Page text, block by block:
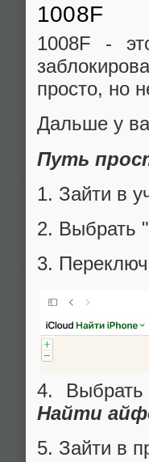
1008F
1008F -
просто, но
Дальше у
Путь
1. Зайти в
2. Выбрать "
3.
4.
Найти
5. Зайти в